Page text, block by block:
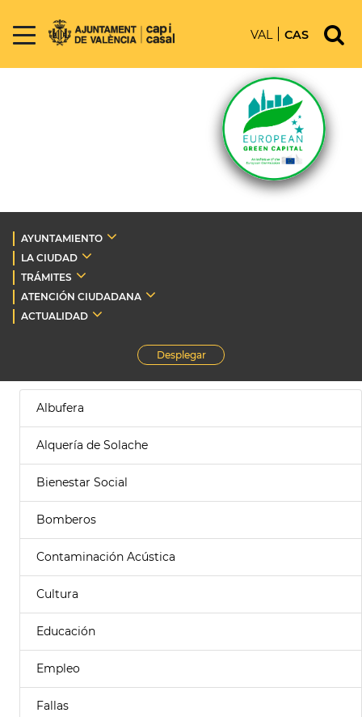
VAL CAS
AYUNTAMIENTO
LA CIUDAD
TRÁMITES
ATENCIÓN CIUDADANA
ACTUALIDAD
Desplegar
Albufera
Alquería de Solache
Bienestar Social
Bomberos
Contaminación Acústica
Cultura
Educación
Empleo
Fallas